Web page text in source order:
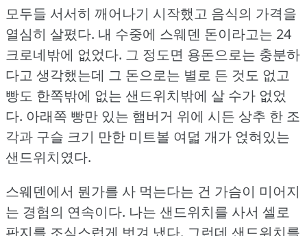
모두들 서서히 깨어나기 시작했고 음식의 가격을
열심히 살폈다. 내 수중에 스웨덴 돈이라고는 24
크로네밖에 없었다. 그 정도면 용돈으로는 충분하
다고 생각했는데 그 돈으로는 별로 든 것도 없고
빵도 한쪽밖에 없는 샌드위치밖에 살 수가 없었
다. 아래쪽 빵만 있는 햄버거 위에 시든 상추 한 조
각과 구슬 크기 만한 미트볼 여덟 개가 얹혀있는
샌드위치였다.
스웨덴에서 뭔가를 사 먹는다는 건 가슴이 미어지
는 경험의 연속이다. 나는 샌드위치를 사서 셀로
판지를 조심스럽게 벗겨 냈다. 그런데 샌드위치를